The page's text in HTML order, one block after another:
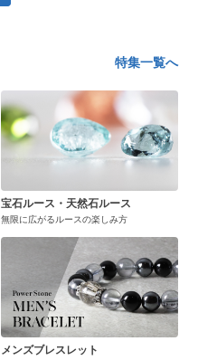
特集一覧へ
宝石ルース・天然石ルース
無限に広がるルースの楽しみ方
メンズブレスレット